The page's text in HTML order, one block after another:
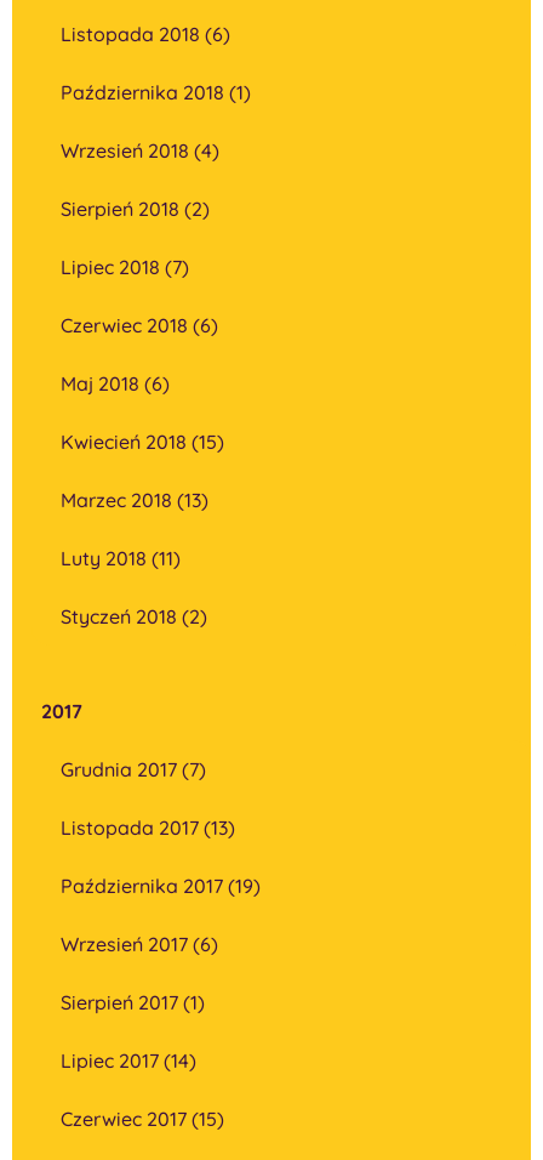
Listopada 2018 (6)
Października 2018 (1)
Wrzesień 2018 (4)
Sierpień 2018 (2)
Lipiec 2018 (7)
Czerwiec 2018 (6)
Maj 2018 (6)
Kwiecień 2018 (15)
Marzec 2018 (13)
Luty 2018 (11)
Styczeń 2018 (2)
2017
Grudnia 2017 (7)
Listopada 2017 (13)
Października 2017 (19)
Wrzesień 2017 (6)
Sierpień 2017 (1)
Lipiec 2017 (14)
Czerwiec 2017 (15)